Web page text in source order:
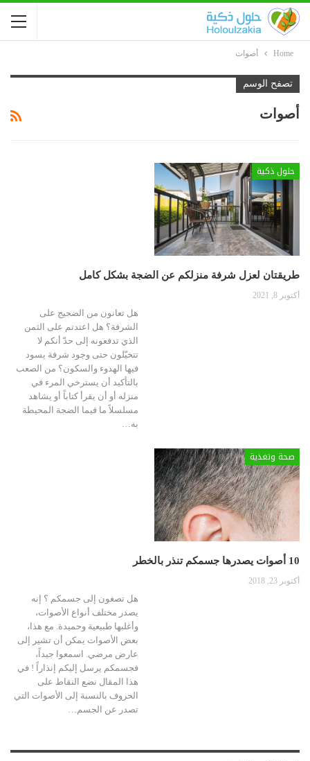
Home أصوات
تصفح الوسم
أصوات
حلول ذكية
طريقتان لعزل شرفة منزلكم عن الضجة بشكل كامل
أكتوبر 8, 2021
هل تعانون من الضجيج على
الشرفة؟ هل اعتدتم على الثمن
الذي تدفعونه إلى حدّ أنكم لا
تتخيّلون حتى وجود شرفة يسود
فيها الهدوء والسكون؟ من الصعب
بالتأكيد أن يسترخي المرء في
منزله أو أن يقرأ كتاباً أو يشاهد
مسلسلاً ما فيما الضجة المحيطة
به…
صحة وتغذية
10 أصوات يصدرها جسمكم تنذر بالخطر
أكتوبر 23, 2018
هل تصغون إلى جسمكم ؟ إنه
يصدر مختلف أنواع الأصوات،
وأغلبها طبيعية وحميدة. مع هذا،
بعض الأصوات يمكن أن تشير إلى
عارض مرضي. اسمعوا جيداً،
فجسمكم يرسل إليكم إنذاراً ! في
هذا المقال نضع النقاط على
الحروف بالنسبة إلى الأصوات التي
تصدر عن الجسم…